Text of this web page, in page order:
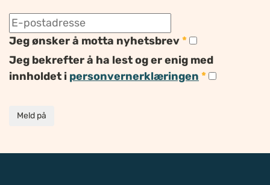
Jeg ønsker å motta nyhetsbrev*
Jeg bekrefter å ha lest og er enig med
innholdet i personvernerklæringen *
Meld på